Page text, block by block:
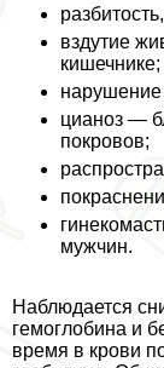
вздутие
кишечнике;
нарушение
цианоз —
покровов;
мужчин.
Наблюдается
гемоглобина и
время в крови